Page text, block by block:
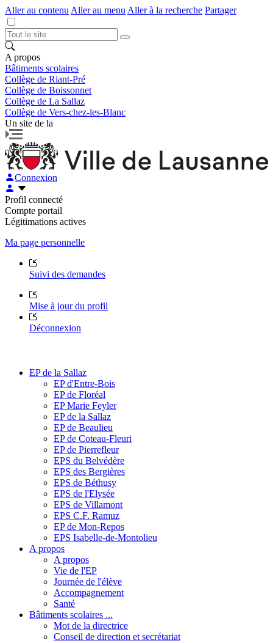
Aller au contenu Aller au menu Aller à la recherche Partager
A propos
Bâtiments scolaires
Collège de Riant-Pré
Collège de Boissonnet
Collège de La Sallaz
Collège de Vers-chez-les-Blanc
Un site de la
Connexion
Profil connecté
Compte portail
Légitimations actives
Ma page personnelle
Suivi des demandes
Mise à jour du profil
Déconnexion
EP de la Sallaz
EP d'Entre-Bois
EP de Floréal
EP Marie Feyler
EP de la Sallaz
EP de Beaulieu
EP de Coteau-Fleuri
EP de Pierrefleur
EPS du Belvédère
EPS des Bergières
EPS de Béthusy
EPS de l'Elysée
EPS de Villamont
EPS C.F. Ramuz
EP de Mon-Repos
EPS Isabelle-de-Montolieu
A propos
A propos
Vie de l'EP
Journée de l'élève
Accompagnement
Santé
Bâtiments scolaires ...
Mot de la directrice
Conseil de direction et secrétariat